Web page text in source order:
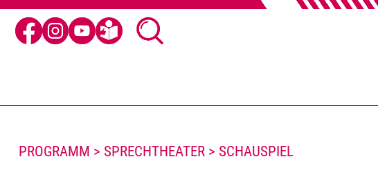
PROGRAMM > SPRECHTHEATER > SCHAUSPIEL